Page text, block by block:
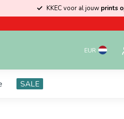
KKEC voor al jouw prints
EUR
SALE